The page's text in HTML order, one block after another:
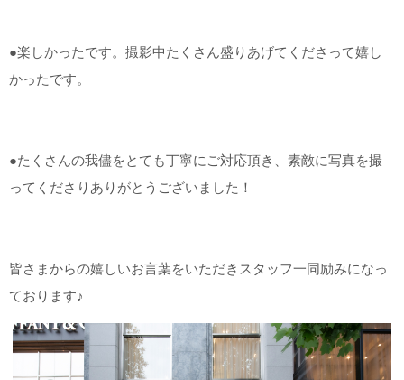
●楽しかったです。撮影中たくさん盛りあげてくださって嬉し
かったです。
●たくさんの我儘をとても丁寧にご対応頂き、素敵に写真を撮
ってくださりありがとうございました！
皆さまからの嬉しいお言葉をいただきスタッフ一同励みになっ
ております♪